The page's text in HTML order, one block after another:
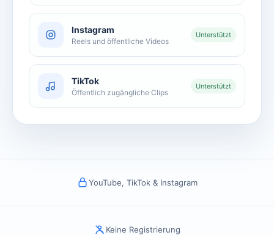
Instagram
Reels und öffentliche Videos
Unterstützt
TikTok
Öffentlich zugängliche Clips
Unterstützt
YouTube, TikTok & Instagram
Keine Registrierung